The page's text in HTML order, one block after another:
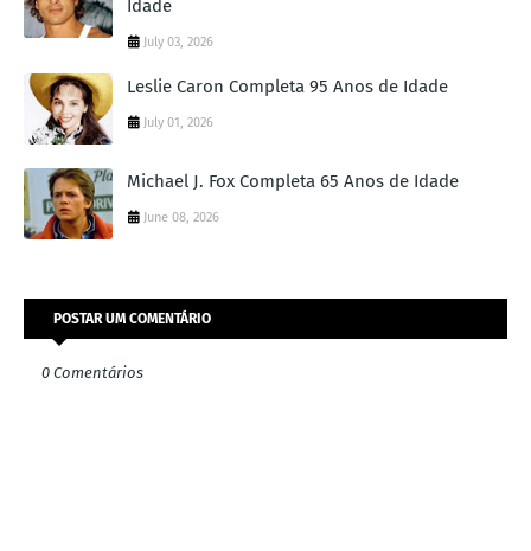
Idade
July 03, 2026
Leslie Caron Completa 95 Anos de Idade
July 01, 2026
Michael J. Fox Completa 65 Anos de Idade
June 08, 2026
POSTAR UM COMENTÁRIO
0 Comentários